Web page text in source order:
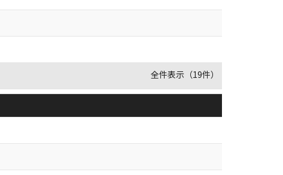
全件表示（19件）